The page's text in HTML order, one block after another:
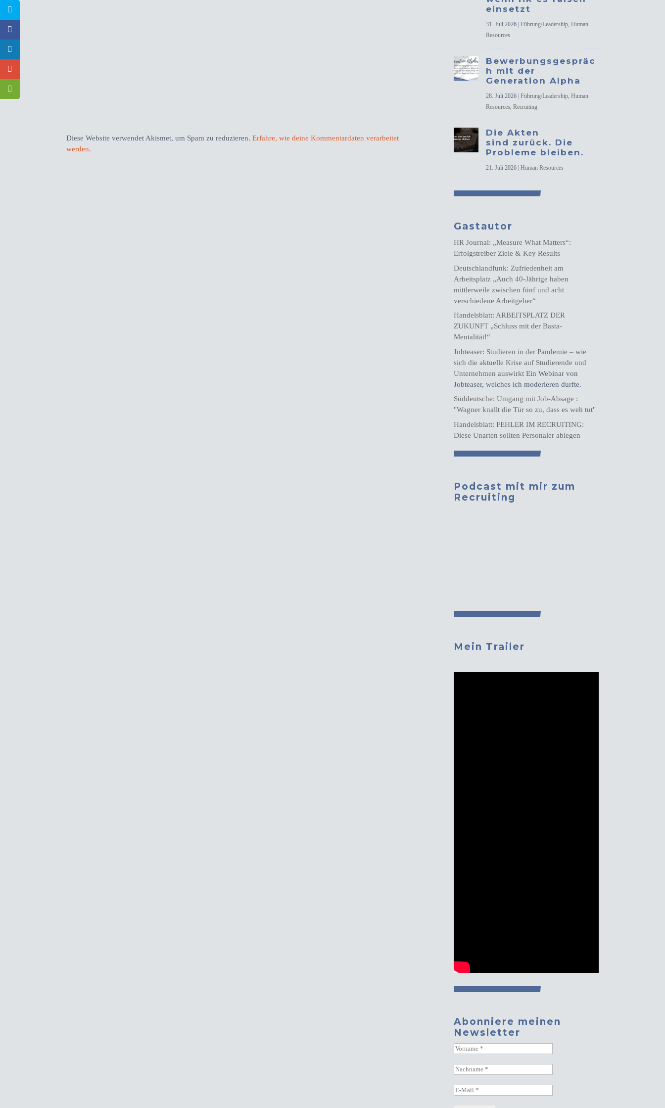
Diese Website verwendet Akismet, um Spam zu reduzieren.Erfahre, wie deine Kommentardaten verarbeitet
werden.
einsetzt
31. Juli 2026 |Führung/Leadership,Human
Resources
Bewerbungsgespräc
h mit der
Generation Alpha
28. Juli 2026 |Führung/Leadership,Human
Resources,Recruiting
Die Akten
sind zurück. Die
Probleme bleiben.
21. Juli 2026 |Human Resources
Gastautor
HR Journal: „Measure What Matters“:
Erfolgstreiber Ziele & Key Results
Deutschlandfunk: Zufriedenheit am
Arbeitsplatz „Auch 40-Jährige haben
mittlerweile zwischen fünf und acht
verschiedene Arbeitgeber“
Handelsblatt: ARBEITSPLATZ DER
ZUKUNFT „Schluss mit der Basta-
Mentalität!“
Jobteaser: Studieren in der Pandemie – wie
sich die aktuelle Krise auf Studierende und
Unternehmen auswirkt Ein Webinar von
Jobteaser, welches ich moderieren durfte.
Süddeutsche: Umgang mit Job-Absage :
"Wagner knallt die Tür so zu, dass es weh tut"
Handelsblatt: FEHLER IM RECRUITING:
Diese Unarten sollten Personaler ablegen
Podcast mit mir zum
Recruiting
Mein Trailer
Abonniere meinen
Newsletter